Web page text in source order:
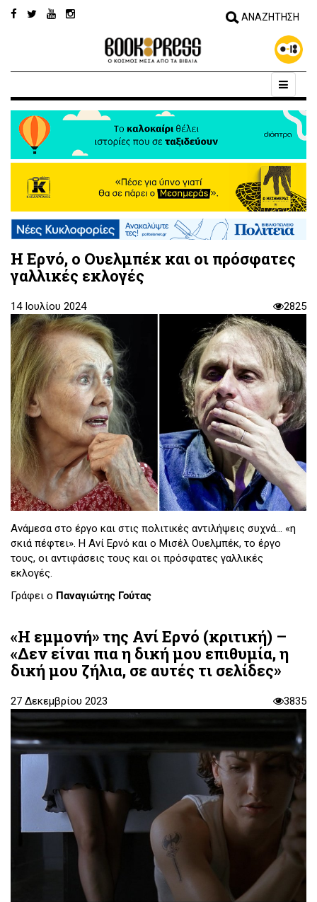
Η Ερνό, ο Ουελμπέκ και οι πρόσφατες
γαλλικές εκλογές
14 Ιουλίου 2024 2825
Ανάμεσα στο έργο και στις πολιτικές αντιλήψεις συχνά... «η
σκιά πέφτει». Η Ανί Ερνό και ο Μισέλ Ουελμπέκ, το έργο
τους, οι αντιφάσεις τους και οι πρόσφατες γαλλικές
εκλογές.
Γράφει ο Παναγιώτης Γούτας
«Η εμμονή» της Ανί Ερνό (κριτική) –
«Δεν είναι πια η δική μου επιθυμία, η
δική μου ζήλια, σε αυτές τι σελίδες»
27 Δεκεμβρίου 2023 3835